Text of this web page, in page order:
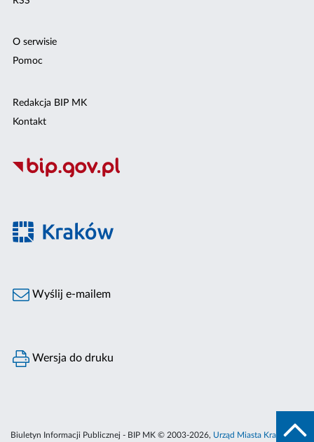
O serwisie
Pomoc
Redakcja BIP MK
Kontakt
Wyślij e-mailem
Wersja do druku
Biuletyn Informacji Publicznej - BIP MK © 2003-2026, Urząd Miasta Krakowa